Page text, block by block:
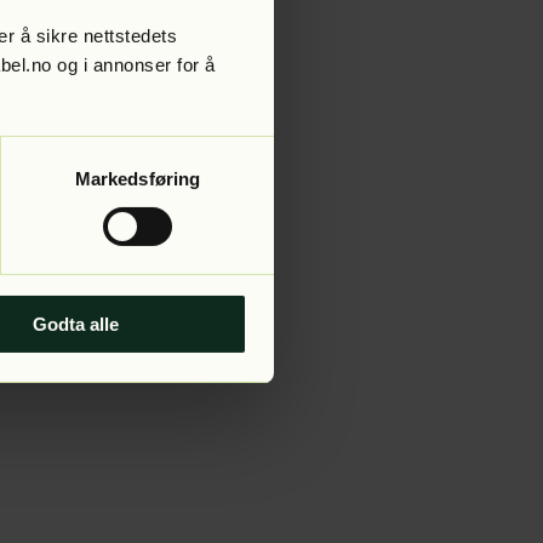
å sikre nettstedets
og i annonser for å
Markedsføring
Godta alle